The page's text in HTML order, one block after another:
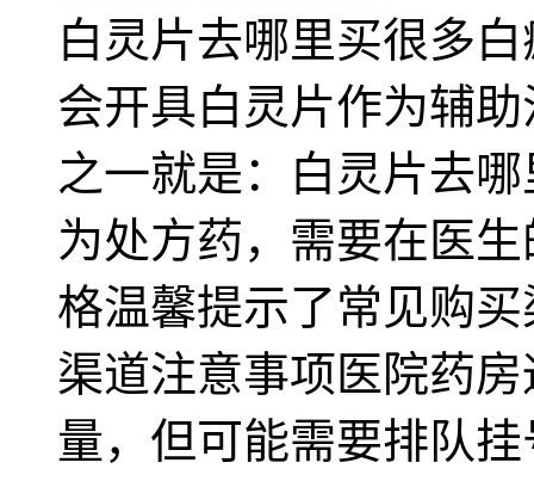
白灵片去哪里买很多
会开具白灵片作为辅
之一就是：白灵片去
为处方药，需要在医
格温馨提示了常见购
渠道注意事项医院药
量，但可能需要排队